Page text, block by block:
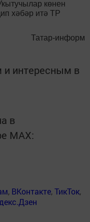
көнен
хәбәр итә ТР
Татар-информ
интересным в
в
MАХ:
, ВКонтакте,ТикТок,